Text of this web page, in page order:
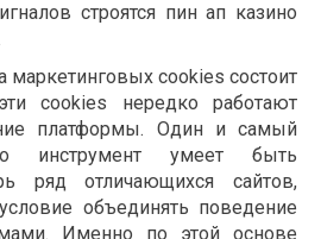
строятся пин ап казино
cookies состоит
cookies нередко работают
платформы. Один и самый
инструмент умеет быть
ряд отличающихся сайтов,
объединять поведение
Именно по этой основе